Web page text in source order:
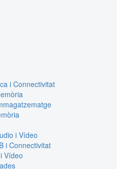
i Connectivitat
i Vídeo
i Connectivitat
Vídeo